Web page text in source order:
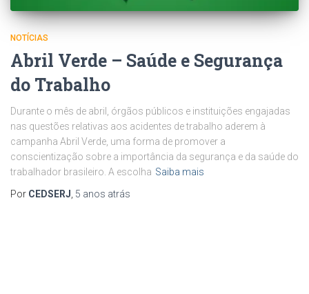
NOTÍCIAS
Abril Verde – Saúde e Segurança
do Trabalho
Durante o mês de abril, órgãos públicos e instituições engajadas
nas questões relativas aos acidentes de trabalho aderem à
campanha Abril Verde, uma forma de promover a
conscientização sobre a importância da segurança e da saúde do
trabalhador brasileiro. A escolha Saiba mais
Por CEDSERJ 5 anos atrás